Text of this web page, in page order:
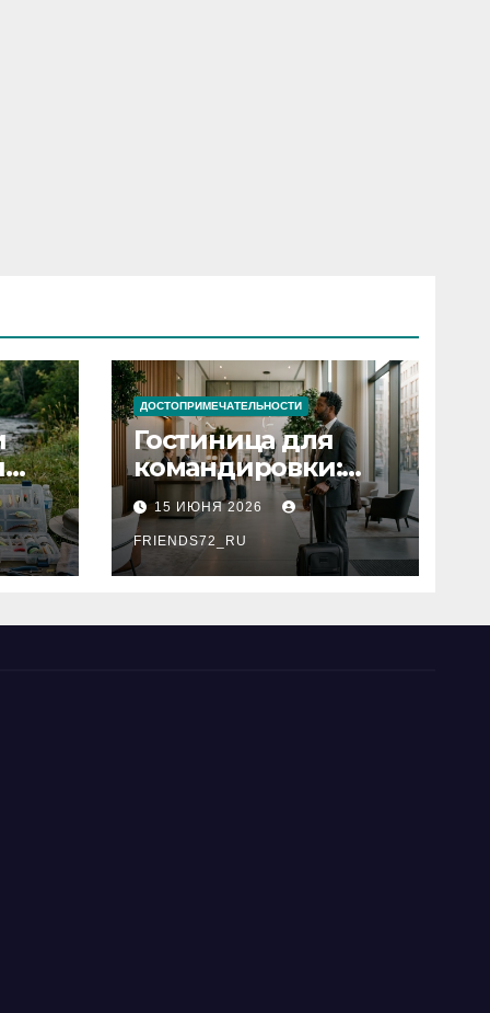
ДОСТОПРИМЕЧАТЕЛЬНОСТИ
Гостиница для
командировки:
основные
критерии выбора
15 ИЮНЯ 2026
FRIENDS72_RU